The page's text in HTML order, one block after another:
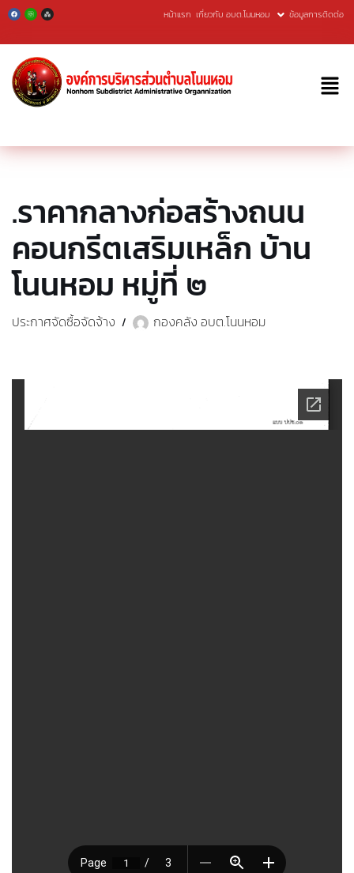
Skip
to
content
หน้าแรก เกี่ยวกับ อบต.โนนหอม ข้อมูลการติดต่อ
.ราคากลางก่อสร้างถนน
คอนกรีตเสริมเหล็ก บ้าน
โนนหอม หมู่ที่ ๒
ประกาศจัดซื้อจัดจ้าง กองคลัง อบต.โนนหอม